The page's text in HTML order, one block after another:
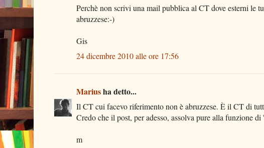
Perchè non scrivi una mail pubblica al CT dove esterni le
abruzzese:-)
Gis
24 dicembre 2010 alle ore 17:56
Mariusha detto...
Il CT cui facevo riferimento non è abruzzese. È il CT di
Credo che il post, per adesso, assolva pure alla funzione
m